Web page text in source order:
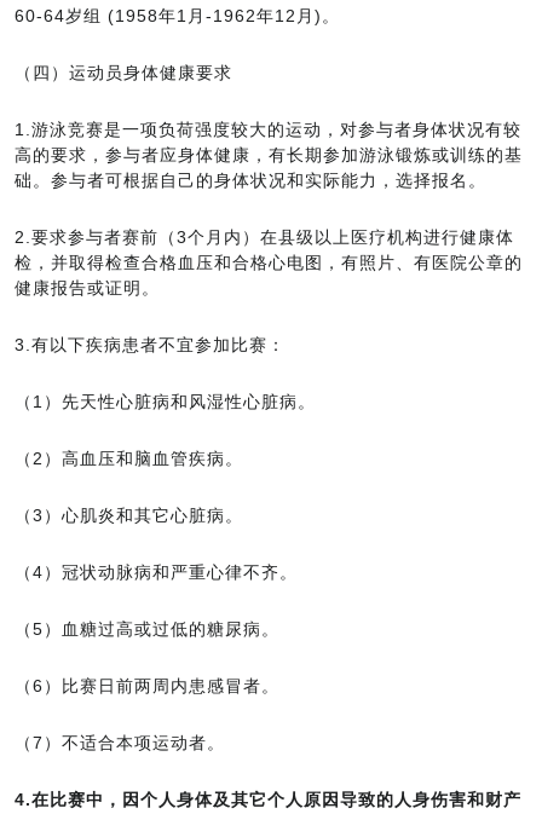
60-64岁组 (1958年1月-1962年12月)。
（四）运动员身体健康要求
1.游泳竞赛是一项负荷强度较大的运动，对参与者身体状况有较
高的要求，参与者应身体健康，有长期参加游泳锻炼或训练的基
础。参与者可根据自己的身体状况和实际能力，选择报名。
2.要求参与者赛前（3个月内）在县级以上医疗机构进行健康体
检，并取得检查合格血压和合格心电图，有照片、有医院公章的
健康报告或证明。
3.有以下疾病患者不宜参加比赛：
（1）先天性心脏病和风湿性心脏病。
（2）高血压和脑血管疾病。
（3）心肌炎和其它心脏病。
（4）冠状动脉病和严重心律不齐。
（5）血糖过高或过低的糖尿病。
（6）比赛日前两周内患感冒者。
（7）不适合本项运动者。
4.在比赛中，因个人身体及其它个人原因导致的人身伤害和财产